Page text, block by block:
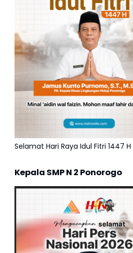
Selamat Hari Raya Idul Fitri 1447 H
Kepala SMP N 2 Ponorogo